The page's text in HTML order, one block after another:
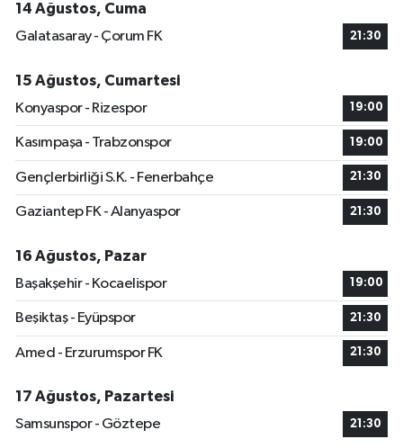
14 Ağustos, Cuma
Galatasaray - Çorum FK
21:30
15 Ağustos, Cumartesi
Konyaspor - Rizespor
19:00
Kasımpaşa - Trabzonspor 19:00
Gençlerbirliği S.K. - Fenerbahçe 21:30
Gaziantep FK - Alanyaspor 21:30
16 Ağustos, Pazar
Başakşehir - Kocaelispor
19:00
Beşiktaş - Eyüpspor 21:30
Amed - Erzurumspor FK 21:30
17 Ağustos, Pazartesi
Samsunspor - Göztepe
21:30